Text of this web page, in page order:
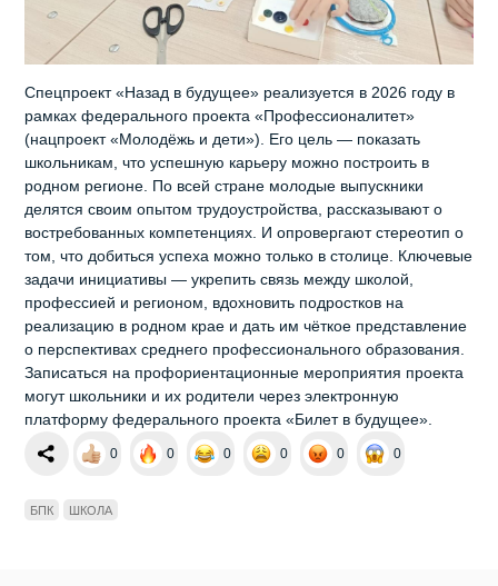
Спецпроект «Назад в будущее» реализуется в 2026 году в
рамках федерального проекта «Профессионалитет»
(нацпроект «Молодёжь и дети»). Его цель — показать
школьникам, что успешную карьеру можно построить в
родном регионе. По всей стране молодые выпускники
делятся своим опытом трудоустройства, рассказывают о
востребованных компетенциях. И опровергают стереотип о
том, что добиться успеха можно только в столице. Ключевые
задачи инициативы — укрепить связь между школой,
профессией и регионом, вдохновить подростков на
реализацию в родном крае и дать им чёткое представление
о перспективах среднего профессионального образования.
Записаться на профориентационные мероприятия проекта
могут школьники и их родители через электронную
платформу федерального проекта «Билет в будущее».
0 0 0 0 0 0
БПК ШКОЛА